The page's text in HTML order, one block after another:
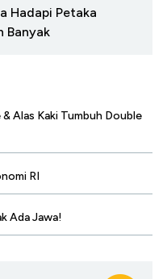
Hadapi Petaka
Banyak
Alas Kaki Tumbuh Double
RI
Ada Jawa!